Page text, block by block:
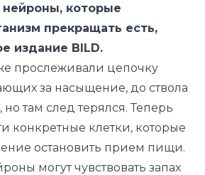
которые
прекращать есть,
издание BILD.
прослеживали цепочку
за насыщение, до ствола
но там след терялся. Теперь
конкретные клетки, которые
остановить прием пищи.
могут чувствовать запах